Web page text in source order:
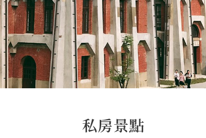
私房景點